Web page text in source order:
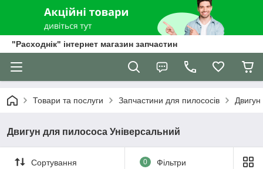
"Расходнік" інтернет магазин запчастин
Товари та послуги Запчастини для пилососів
Двигун для пилососа Універсальний
Сортування 0 Фільтри